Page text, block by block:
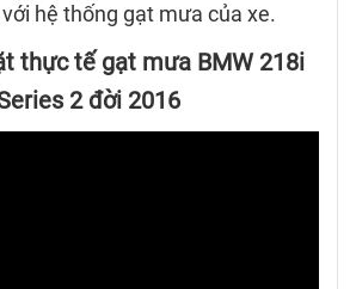
hệ thống gạt mưa của xe.
thực tế gạt mưa BMW 218i
2 đời 2016